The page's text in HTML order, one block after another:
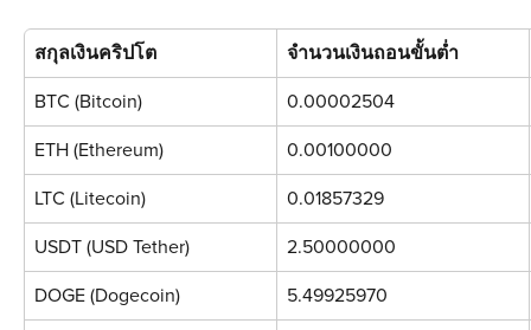
สกุลเงินคริปโต จำนวนเงินถอนขั้นต่ำ
BTC (Bitcoin) 0.00002504
ETH (Ethereum) 0.00100000
LTC (Litecoin) 0.01857329
USDT (USD Tether) 2.50000000
DOGE (Dogecoin) 5.49925970